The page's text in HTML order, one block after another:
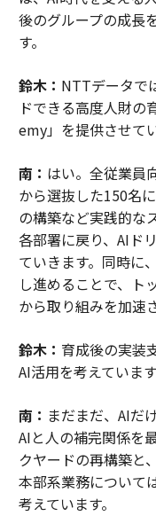
後のグループの成長
す。
鈴木： NTTデータで
ドできる高度人財の
emy」を提供させて
南： はい。全従業員
から選抜した150名
の構築など実践的な
各部署に戻り、AIド
ていきます。同時に
し進めることで、ト
から取り組みを加速
鈴木： 育成後の実装
AI活用を考えています
南： まだまだ、AIだ
AIと人の補完関係を
クヤードの再構築と
本部系業務について
考えています。